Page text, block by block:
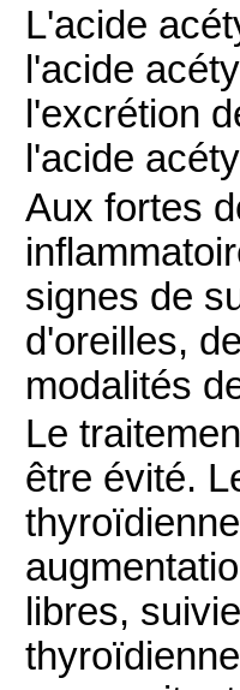
L'acide
l'acide
l'excrétion
l'acide
Aux fortes
signes de
d'oreilles,
modalités
Le
être évité.
libres,